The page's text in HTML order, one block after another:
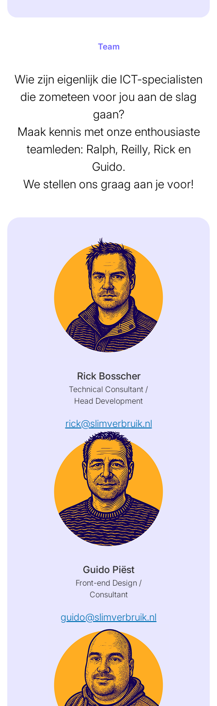
Team
Wie zijn eigenlijk die ICT-specialisten
die zometeen voor jou aan de slag
gaan?
Maak kennis met onze enthousiaste
teamleden: Ralph, Reilly, Rick en
Guido.
We stellen ons graag aan je voor!
Rick Bosscher
Technical Consultant /
Head Development
rick@slimverbruik.nl
Guido Piëst
Front-end Design /
Consultant
guido@slimverbruik.nl